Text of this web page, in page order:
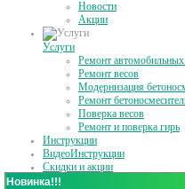
Новинка!!!
Новости
Акции
Услуги
Ремонт автомобильных
Ремонт весов
Модернизация
Ремонт
Поверка весов
Ремонт и поверка гирь
Инструкции
ВидеоИнструкции
Скидки и акции
Статьи